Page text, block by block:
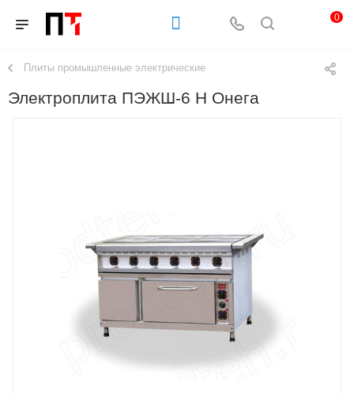
0
Плиты промышленные электрические
Электроплита ПЭЖШ-6 Н Онега